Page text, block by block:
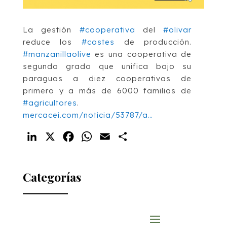
La gestión #cooperativa del#olivar
reduce los #costes
de producción.
#manzanillaolive es una cooperativa de
segundo grado que unifica bajo su
paraguas a diez cooperativas de
primero y a más de 6000 familias de
#agricultores.
mercacei.com/noticia/53787/a…
LinkedIn FacebookWhatsApp
Email
Categorías